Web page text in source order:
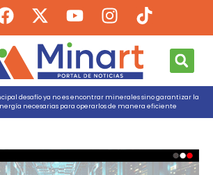
desafío ya no es encontrar minerales sino garantizar la
necesarias para operarlos de manera eficiente